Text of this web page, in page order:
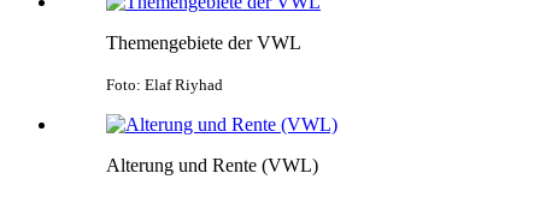
Themengebiete der VWL
Foto: Elaf Riyhad
Alterung und Rente (VWL)